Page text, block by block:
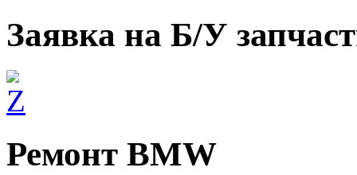
Заявка на Б/У
Ремонт BMW